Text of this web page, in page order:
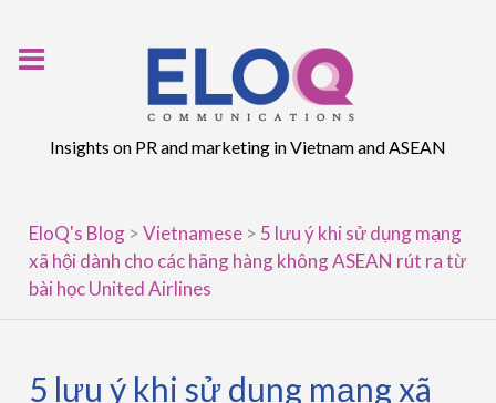
Insights on PR and marketing in Vietnam and ASEAN
EloQ's Blog >Vietnamese > 5 lưu ý khi sử dụng mạng
xã hội dành cho các hãng hàng không ASEAN rút ra từ
bài học United Airlines
5 lưu ý khi sử dụng mạng xã